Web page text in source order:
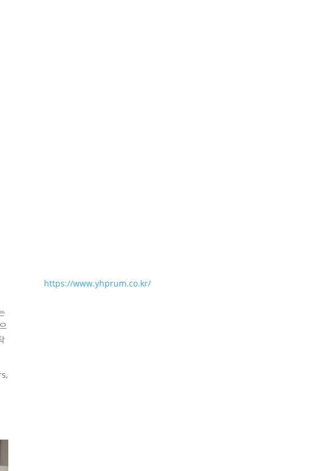
https://www.yhprum.co.kr/